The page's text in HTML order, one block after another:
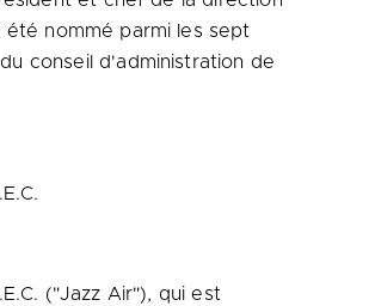
été nommé parmi les sept
conseil d'administration de
("Jazz Air"), qui est